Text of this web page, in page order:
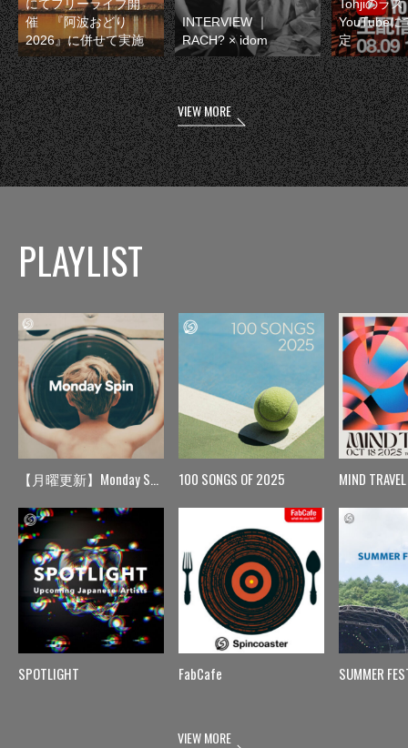
にてフリーライブ開
催 『阿波おどり
2026』に併せて実施
INTERVIEW ｜
RACH? × idom
Tohjiのラス
YouTubeに
定
VIEW MORE
PLAYLIST
【月曜更新】Monday Spin
SPOTLIGHT
100 SONGS OF 2025
FabCafe
MIND TRAVEL
SUMMER
VIEW MORE